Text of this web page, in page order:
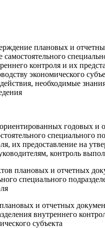
плановых и
самостоятельного
контроля и их
экономического
необходимые
ориентированных годовых и
специального
их предоставление на
контроль
плановых и отчетных
специального
и отчетных
внутреннего
субъекта